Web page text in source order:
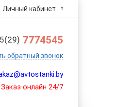
Личный кабинет
7774545
обратный звонок
Заказ онлайн 24/7